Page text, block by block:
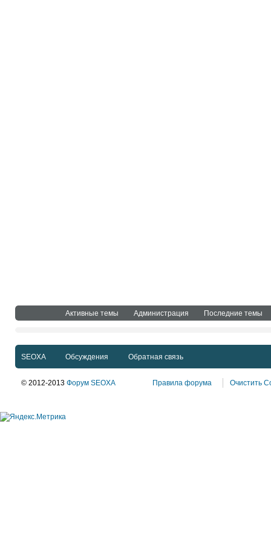
Активные темы Администрация Последние темы
SEOXA Обсуждения Обратная связь
© 2012-2013 Форум SEOXA Правила форума Очистить